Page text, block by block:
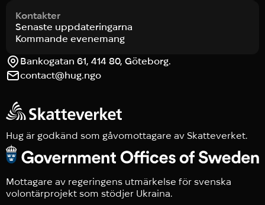
Kontakter
Senaste uppdateringarna
Kommande evenemang
Bankogatan 61, 414 80, Göteborg.
contact@hug.ngo
Hug är godkänd som gåvomottagare av Skatteverket.
Mottagare av regeringens utmärkelse för svenska
volontärprojekt som stödjer Ukraina.